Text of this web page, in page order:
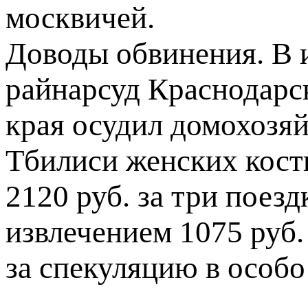
москвичей.
Доводы обвинения. В
райнарсуд
края осудил
Тбилиси женских
2120 руб. за три
извлечением 1075
за спекуляцию в